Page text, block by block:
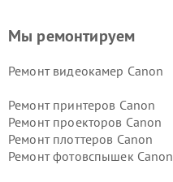
Мы ремонтируем
Ремонт видеокамер Canon
Ремонт принтеров Canon
Ремонт проекторов Canon
Ремонт плоттеров Canon
Ремонт фотовспышек Canon